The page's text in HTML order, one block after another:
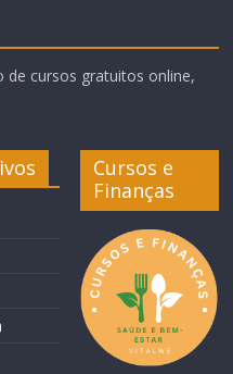
cursos gratuitos online,
Cursos e
Finanças